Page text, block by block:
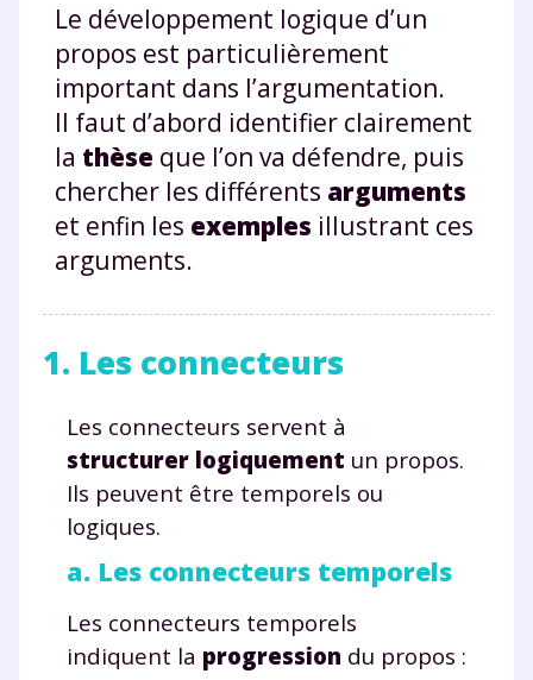
Le développement logique d’un
propos est particulièrement
important dans l’argumentation.
Il faut d’abord identifier clairement
la thèse que l’on va défendre, puis
chercher les différents arguments
et enfin les exemples illustrant ces
arguments.
1. Les connecteurs
Les connecteurs servent à
structurer logiquement un propos.
Ils peuvent être temporels ou
logiques.
a. Les connecteurs temporels
Les connecteurs temporels
indiquent la progression du propos :